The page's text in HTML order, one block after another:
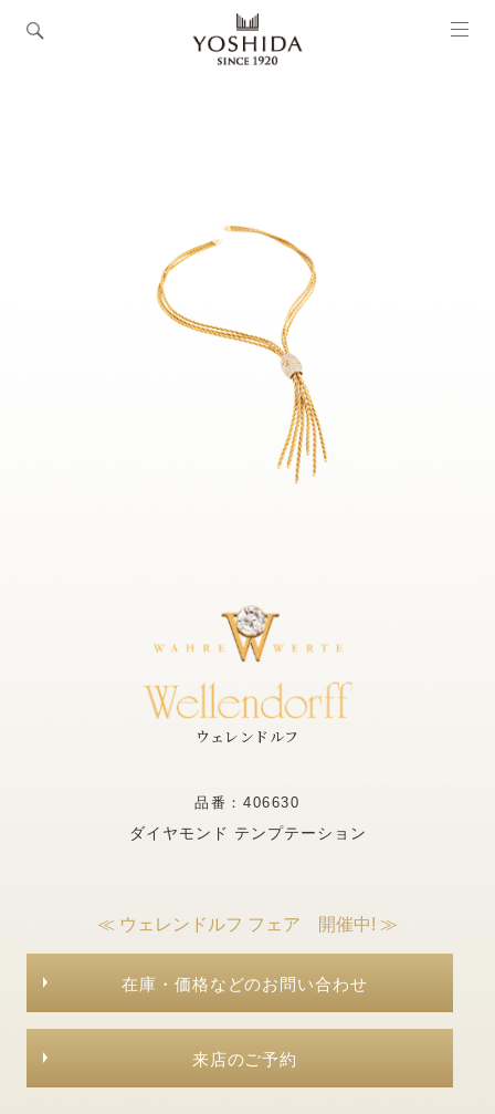
ウェレンドルフ
品番：406630
ダイヤモンド テンプテーション
≪ ウェレンドルフ フェア 開催中! ≫
在庫・価格などのお問い合わせ
来店のご予約